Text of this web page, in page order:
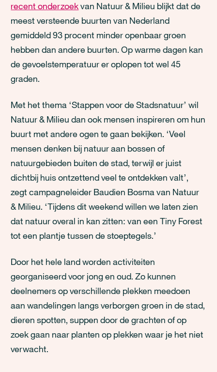
recent onderzoekvan Natuur & Milieu blijkt dat de
meest versteende buurten van Nederland
gemiddeld 93 procent minder openbaar groen
hebben dan andere buurten. Op warme dagen kan
de gevoelstemperatuur er oplopen tot wel 45
graden.
Met het thema ‘Stappen voor de Stadsnatuur’ wil
Natuur & Milieu dan ook mensen inspireren om hun
buurt met andere ogen te gaan bekijken. ‘Veel
mensen denken bij natuur aan bossen of
natuurgebieden buiten de stad, terwijl er juist
dichtbij huis ontzettend veel te ontdekken valt’,
zegt campagneleider Baudien Bosma van Natuur
& Milieu. ‘Tijdens dit weekend willen we laten zien
dat natuur overal in kan zitten: van een Tiny Forest
tot een plantje tussen de stoeptegels.’
Door het hele land worden activiteiten
georganiseerd voor jong en oud. Zo kunnen
deelnemers op verschillende plekken meedoen
aan wandelingen langs verborgen groen in de stad,
dieren spotten, suppen door de grachten of op
zoek gaan naar planten op plekken waar je het niet
verwacht.